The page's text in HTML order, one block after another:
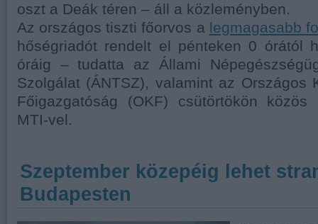
oszt a Deák téren – áll a közleményben.
Az országos tiszti főorvos a legmagasabb
hőségriadót rendelt el pénteken 0 órától
óráig – tudatta az Állami
Szolgálat (ÁNTSZ), valamint az Országos
Főigazgatóság (OKF) csütörtökön közös
MTI-vel.
Szeptember közepéig lehet
Budapesten